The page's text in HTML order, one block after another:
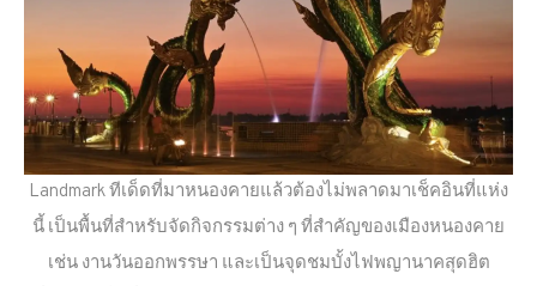
Landmark ทีเด็ดที่มาหนองคายแล้วต้องไม่พลาดมาเช็คอินที่แห่ง
นี้ เป็นพื้นที่สำหรับจัดกิจกรรมต่าง ๆ ที่สำคัญของเมืองหนองคาย
เช่น งานวันออกพรรษา และเป็นจุดชมบั้งไฟพญานาคสุดฮิต